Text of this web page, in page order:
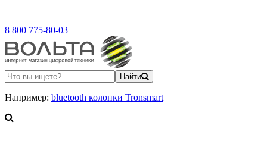
8 800 775-80-03
Найти
Например: bluetooth колонки Tronsmart